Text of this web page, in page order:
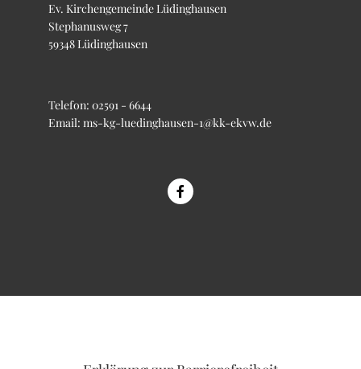
Ev. Kirchengemeinde Lüdinghausen
Stephanusweg 7
59348 Lüdinghausen
Telefon: 02591 - 6644
Email: ms-kg-luedinghausen-1@kk-ekvw.de